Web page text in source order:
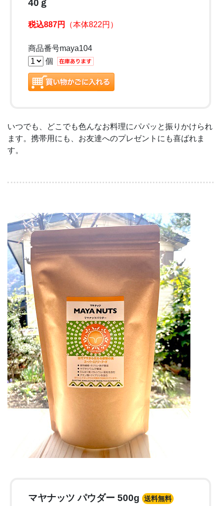
40ｇ
税込887円 （本体822円）
商品番号maya104
個
いつでも、どこでも色んなお料理にパパッと振りかけられ
ます。携帯用にも、お友達へのプレゼントにも喜ばれま
す。
マヤナッツ パウダー 500g 送料無料